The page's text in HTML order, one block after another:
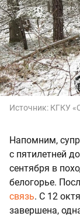
Источник: КГКУ
Напомним,
с пятилетней
сентября в
белогорье.
связь. С 12
завершена,